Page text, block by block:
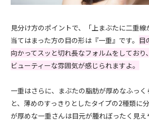
見分け方のポイントで、「上まぶたに二重
当てはまった方の目の形は『一重』です。 目
向かってスッと切れ長なフォルムをしており
ビューティーな雰囲気が感じられますよ。
一重はさらに、まぶたの脂肪が厚めなふっ
と、薄めのすっきりとしたタイプの2種類に
が厚めな一重さんは目元が腫れぼったく見え